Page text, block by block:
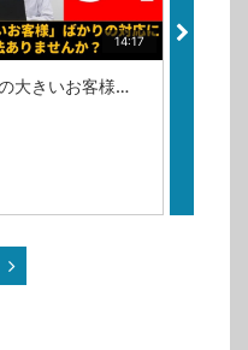
14:17
Q.顧客満足度調査で「声の大きいお客様」ばかりの対応になってしまいます…何か良い方法ありませんか？（ISOマネジメントシステム相談室・第54回）